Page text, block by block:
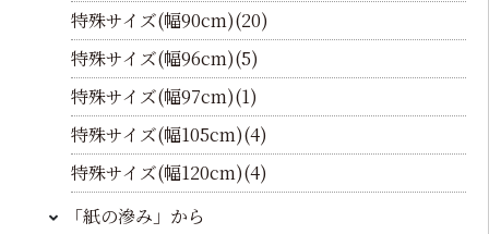
特殊サイズ(幅90cm)(20)
特殊サイズ(幅96cm)(5)
特殊サイズ(幅97cm)(1)
特殊サイズ(幅105cm)(4)
特殊サイズ(幅120cm)(4)
「紙の滲み」から